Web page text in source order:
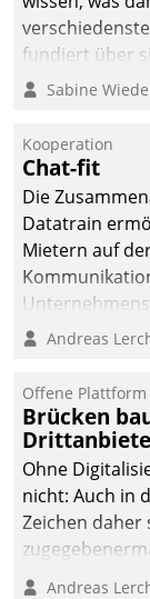
fundiert über
klären. Ein
Einsparungen
Prozesse.
mit der
getan. Die
die
und zu
Sabine
Kooperation
Chat-fit
Die
Datatrain
Mietern auf
Mitarbeiter
Andreas
Offene Plattform
Brücken
Ohne
nicht: Auch in
Zeichen daher
Branchen.
Andreas